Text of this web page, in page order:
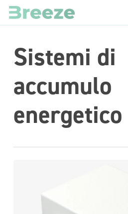
Skip
to
contentSistemi di
accumulo
energetico